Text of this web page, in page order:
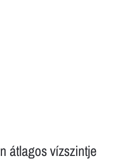
átlagos vízszintje